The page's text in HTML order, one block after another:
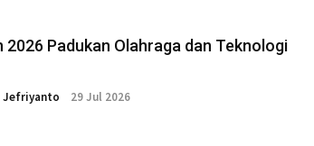
2026 Padukan Olahraga dan Teknologi
Jefriyanto 29 Jul 2026